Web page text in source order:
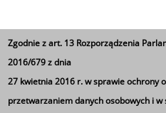
Harmonogram
klasy OPW
Zgodnie z art. 13 Rozporządzenia
2016/679 z dnia
27 kwietnia 2016 r. w sprawie ochrony
przetwarzaniem danych osobowych i